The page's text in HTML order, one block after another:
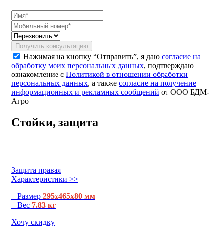
Получить консультацию
Нажимая на кнопку “Отправить”, я даю согласие на
обработку моих персональных данных, подтверждаю
ознакомление с Политикой в отношении обработки
персональных данных, а также согласие на получение
информационных и рекламных сообщений от ООО БДМ-
Агро
Стойки, защита
Защита правая
Характеристики >>
– Размер 295х465х80 мм
– Вес 7.83 кг
Хочу скидку